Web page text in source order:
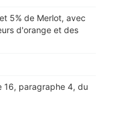
5% de Merlot, avec
d'orange et des
16, paragraphe 4, du